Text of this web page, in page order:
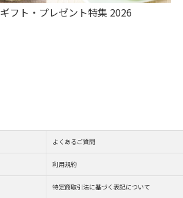
フト・プレゼント特集 2026
よくあるご質問
利用規約
特定商取引法に基づく表記について